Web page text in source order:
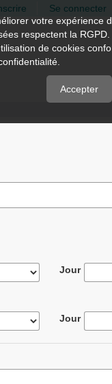
Se connecter
Jour
Jour
votre expérience
respectent la
de cookies
Accepter